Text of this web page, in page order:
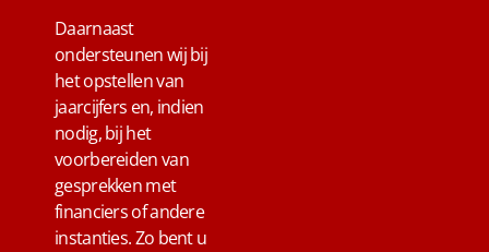
Daarnaast
ondersteunen wij bij
het opstellen van
jaarcijfers en, indien
nodig, bij het
voorbereiden van
gesprekken met
financiers of andere
instanties. Zo bent u